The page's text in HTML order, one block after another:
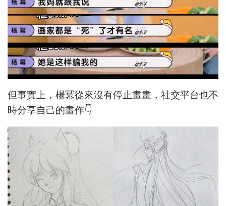
但事實上，楊冪從來沒有停止畫畫，社交平台也不
時分享自己的畫作👇